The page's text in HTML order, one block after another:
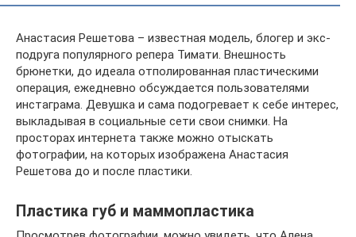
Анастасия Решетова – известная модель, блогер и экс-
подруга популярного репера Тимати. Внешность
брюнетки, до идеала отполированная пластическими
операция, ежедневно обсуждается пользователями
инстаграма. Девушка и сама подогревает к себе интерес,
выкладывая в социальные сети свои снимки. На
просторах интернета также можно отыскать
фотографии, на которых изображена Анастасия
Решетова до и после пластики.
Пластика губ и маммопластика